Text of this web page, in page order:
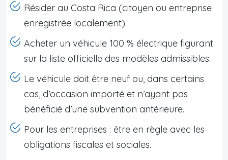
Résider au Costa Rica (citoyen ou entreprise
enregistrée localement).
Acheter un véhicule 100 % électrique figurant
sur la liste officielle des modèles admissibles.
Le véhicule doit être neuf ou, dans certains
cas, d’occasion importé et n’ayant pas
bénéficié d’une subvention antérieure.
Pour les entreprises : être en règle avec les
obligations fiscales et sociales.